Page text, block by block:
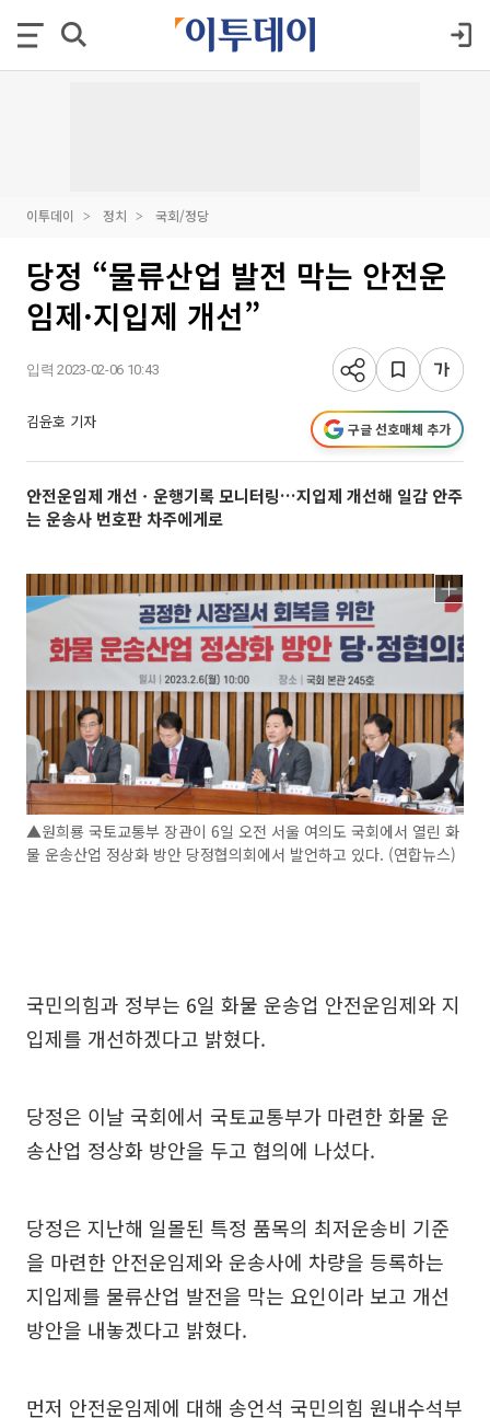
이투데이 정치 국회/정당
당정 “물류산업 발전 막는 안전운
임제·지입제 개선”
입력 2023-02-06 10:43
김윤호 기자 구글 선호매체 추가
안전운임제 개선ㆍ운행기록 모니터링…지입제 개선해 일감 안주
는 운송사 번호판 차주에게로
▲원희룡 국토교통부 장관이 6일 오전 서울 여의도 국회에서 열린 화
물 운송산업 정상화 방안 당정협의회에서 발언하고 있다. (연합뉴스)
국민의힘과 정부는 6일 화물 운송업 안전운임제와 지
입제를 개선하겠다고 밝혔다.
당정은 이날 국회에서 국토교통부가 마련한 화물 운
송산업 정상화 방안을 두고 협의에 나섰다.
당정은 지난해 일몰된 특정 품목의 최저운송비 기준
을 마련한 안전운임제와 운송사에 차량을 등록하는
지입제를 물류산업 발전을 막는 요인이라 보고 개선
방안을 내놓겠다고 밝혔다.
먼저 안전운임제에 대해 송언석 국민의힘 원내수석부